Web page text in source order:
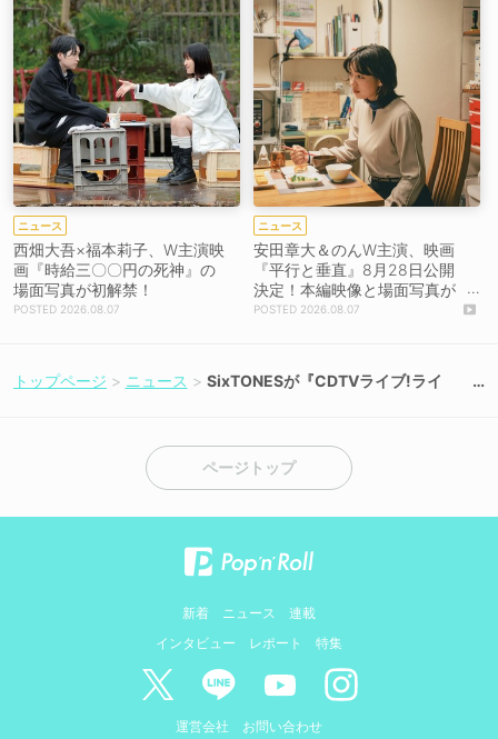
ニュース
西畑大吾×福本莉子、W主演映
画『時給三〇〇円の死神』の
場面写真が初解禁！
2026.08.07
ニュース
安田章大＆のんW主演、映画
『平行と垂直』8月28日公開
決定！本編映像と場面写真が
初解禁！2026.08.07
トップページ ニュース
SixTONESが『CDTVライブ!ライ
ページトップ
新着 ニュース
連載
インタビュー
レポート 特集
運営会社 お問い合わせ